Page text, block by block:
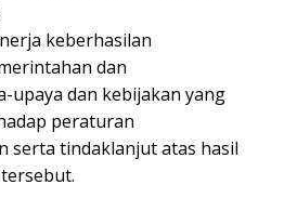
keberhasilan
dan
upaya dan kebijakan yang
peraturan
serta tindaklanjut atas hasil